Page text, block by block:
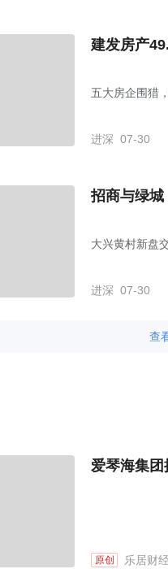
建发房产
五大房企围猎
进深 07-30
招商与绿
大兴黄村新盘
进深 07-30
查
爱琴海集
原创 乐居财